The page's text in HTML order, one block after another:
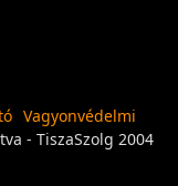
Vagyonvédelmi
- TiszaSzolg 2004